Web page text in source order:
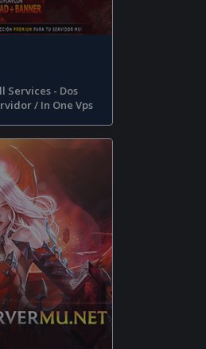
Services - Dos
/ In One Vps